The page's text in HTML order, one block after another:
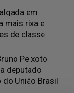
em
mais rixa e
de classe
Peixoto
deputado
União Brasil